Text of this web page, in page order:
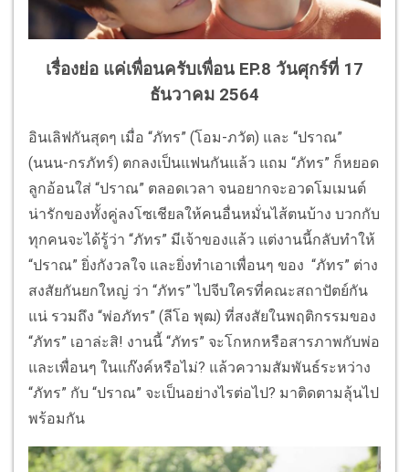
เรื่องย่อ แค่เพื่อนครับเพื่อน EP.8 วันศุกร์ที่ 17
ธันวาคม 2564
อินเลิฟกันสุดๆ เมื่อ “ภัทร” (โอม-ภวัต) และ “ปราณ”
(นนน-กรภัทร์) ตกลงเป็นแฟนกันแล้ว แถม “ภัทร” ก็หยอด
ลูกอ้อนใส่ “ปราณ” ตลอดเวลา จนอยากจะอวดโมเมนต์
น่ารักของทั้งคู่ลงโซเชียลให้คนอื่นหมั่นไส้ตนบ้าง บวกกับ
ทุกคนจะได้รู้ว่า “ภัทร” มีเจ้าของแล้ว แต่งานนี้กลับทำให้
“ปราณ” ยิ่งกังวลใจ และยิ่งทำเอาเพื่อนๆ ของ “ภัทร” ต่าง
สงสัยกันยกใหญ่ ว่า “ภัทร” ไปจีบใครที่คณะสถาปัตย์กัน
แน่ รวมถึง “พ่อภัทร” (ลีโอ พุฒ) ที่สงสัยในพฤติกรรมของ
“ภัทร” เอาล่ะสิ! งานนี้ “ภัทร” จะโกหกหรือสารภาพกับพ่อ
และเพื่อนๆ ในแก๊งค์หรือไม่? แล้วความสัมพันธ์ระหว่าง
“ภัทร” กับ “ปราณ” จะเป็นอย่างไรต่อไป? มาติดตามลุ้นไป
พร้อมกัน